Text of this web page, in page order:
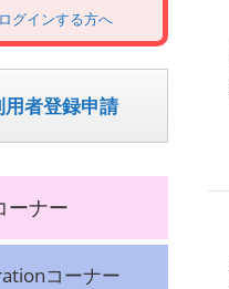
グインする方へ
者登録申請
ーナー
コーナー